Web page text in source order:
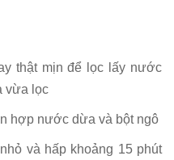
thật mịn để lọc lấy nước
vừa lọc
hợp nước dừa và bột ngô
và hấp khoảng 15 phút